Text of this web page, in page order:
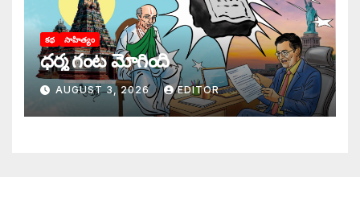
కథ సాహిత్యం
ధర్మ గంట మోగింది
AUGUST 3, 2026 EDITOR